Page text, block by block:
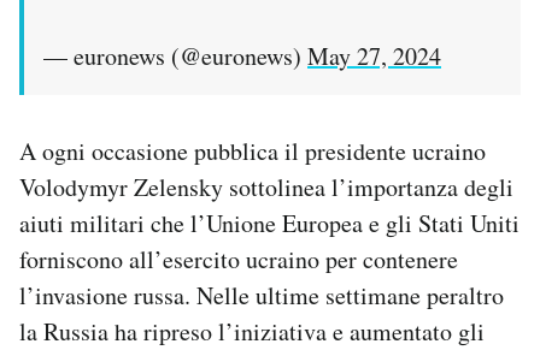
— euronews (@euronews) May 27, 2024
A ogni occasione pubblica il presidente ucraino
Volodymyr Zelensky sottolinea l’importanza degli
aiuti militari che l’Unione Europea e gli Stati Uniti
forniscono all’esercito ucraino per contenere
l’invasione russa. Nelle ultime settimane peraltro
la Russia ha ripreso l’iniziativa e aumentato gli